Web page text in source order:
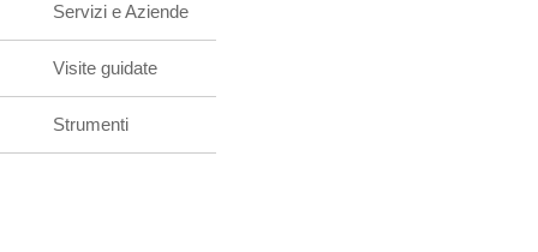
Servizi e Aziende
Visite guidate
Strumenti